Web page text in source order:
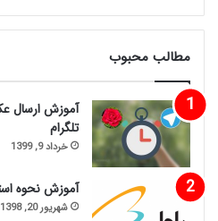
مطالب محبوب
آموزش ارسال
تلگرام
خرداد 9, 1399
آموزش نحوه
شهریور 20, 1398